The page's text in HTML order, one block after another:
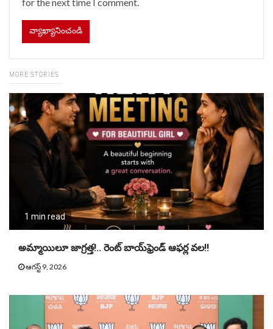
MORE STORIES
1 min read
అమ్మాయిలూ జాగ్రత్త!.. రెంట్ బాయ్‌ఫ్రెండ్ ఆఫర్ల వల!!
ఆగస్ట్ 9, 2026